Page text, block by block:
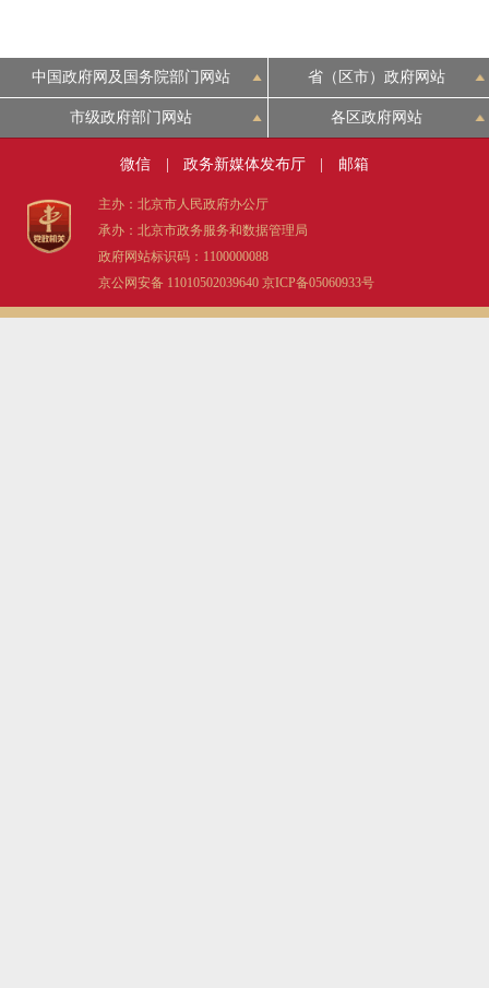
中国政府网及国务院部门网站 省（区市）政府网站
市级政府部门网站 各区政府网站
微信 政务新媒体发布厅 邮箱
主办：北京市人民政府办公厅
承办：北京市政务服务和数据管理局
政府网站标识码：1100000088
京公网安备 11010502039640 京ICP备05060933号